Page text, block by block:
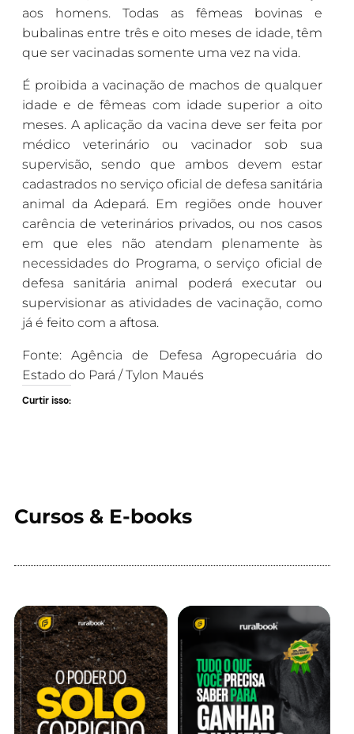
aos homens. Todas as fêmeas bovinas e
bubalinas entre três e oito meses de idade, têm
que ser vacinadas somente uma vez na vida.
É proibida a vacinação de machos de qualquer
idade e de fêmeas com idade superior a oito
meses. A aplicação da vacina deve ser feita por
médico veterinário ou vacinador sob sua
supervisão, sendo que ambos devem estar
cadastrados no serviço oficial de defesa sanitária
animal da Adepará. Em regiões onde houver
carência de veterinários privados, ou nos casos
em que eles não atendam plenamente às
necessidades do Programa, o serviço oficial de
defesa sanitária animal poderá executar ou
supervisionar as atividades de vacinação, como
já é feito com a aftosa.
Fonte: Agência de Defesa Agropecuária do
Estado do Pará / Tylon Maués
Curtir isso:
Cursos & E-books